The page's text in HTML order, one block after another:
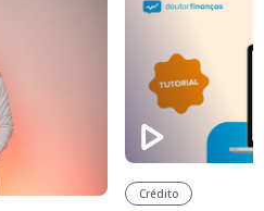
Crédito